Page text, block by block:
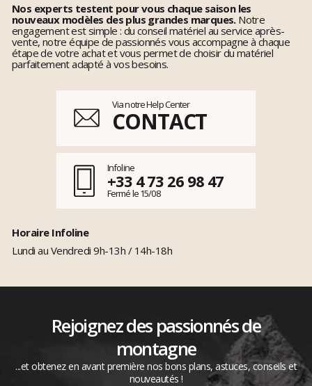
Nos experts testent pour vous chaque saison les
nouveaux modèles des plus grandes marques.Notre
engagement est simple : du conseil matériel au service après-
vente, notre équipe de passionnés vous accompagne à chaque
étape de votre achat et vous permet de choisir du matériel
parfaitement adapté à vos besoins.
Via notre Help Center
CONTACT
Infoline
+33 4 73 26 98 47
Fermé le 15/08
Horaire Infoline
Lundi au Vendredi 9h-13h / 14h-18h
Rejoignez des passionnés de
montagne
...et obtenez en avant première nos bons plans, astuces, conseils et
nouveautés !